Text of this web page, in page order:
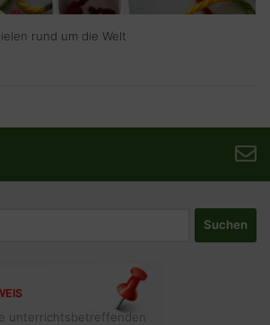
rund um die Welt
unterrichtsbetreffenden